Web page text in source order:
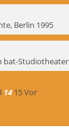
Berlin 1995
bat-Studiotheater
14 15Vor